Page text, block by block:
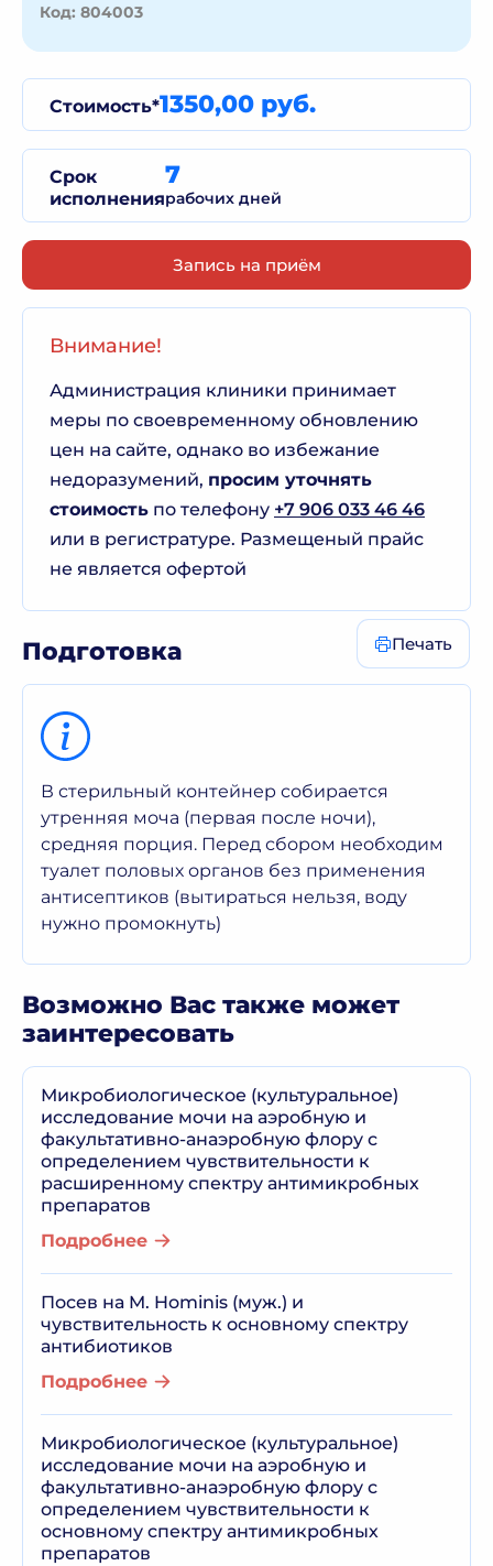
Код: 804003
Стоимость*1350,00 руб.
Срок
исполнения
7
рабочих дней
Запись на приём
Внимание!
Администрация клиники принимает
меры по своевременному обновлению
цен на сайте, однако во избежание
недоразумений, просим уточнять
стоимость по телефону +7 906 033 46 46
или в регистратуре. Размещеный прайс
не является офертой
Подготовка Печать
В стерильный контейнер собирается
утренняя моча (первая после ночи),
средняя порция. Перед сбором необходим
туалет половых органов без применения
антисептиков (вытираться нельзя, воду
нужно промокнуть)
Возможно Вас также может
заинтересовать
Микробиологическое (культуральное)
исследование мочи на аэробную и
факультативно-анаэробную флору с
определением чувствительности к
расширенному спектру антимикробных
препаратов
Подробнее
Посев на M. Hominis (муж.) и
чувствительность к основному спектру
антибиотиков
Подробнее
Микробиологическое (культуральное)
исследование мочи на аэробную и
факультативно-анаэробную флору с
определением чувствительности к
основному спектру антимикробных
препаратов